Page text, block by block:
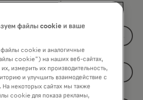
email.
*Last Name
*Company Name
файлы cookie и ваше
cookie и аналогичные
cookie") на наших веб-сайтах,
измерить их производительность,
и улучшить взаимодействие с
На некоторых сайтах мы также
cookie для показа рекламы,